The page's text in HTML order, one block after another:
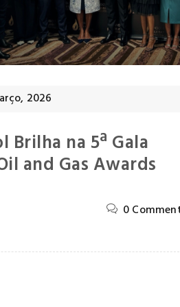
2026
Brilha na 5ª Gala
and Gas Awards
0